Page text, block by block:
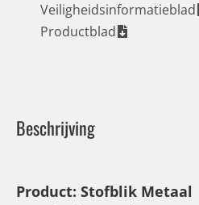
Veiligheidsinformatieblad
Productblad
Beschrijving
Product: Stofblik Metaal